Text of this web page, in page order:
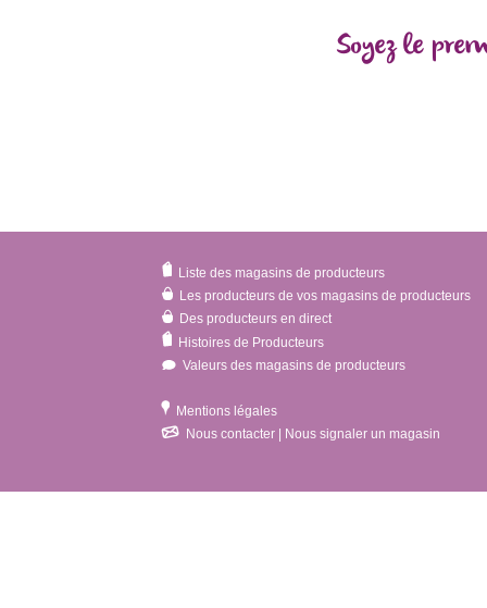
Soyez le
Liste des magasins de producteurs
Les producteurs de vos magasins de producteurs
Des producteurs en direct
Histoires de Producteurs
Valeurs des magasins de producteurs
Mentions légales
Nous contacter | Nous signaler un magasin